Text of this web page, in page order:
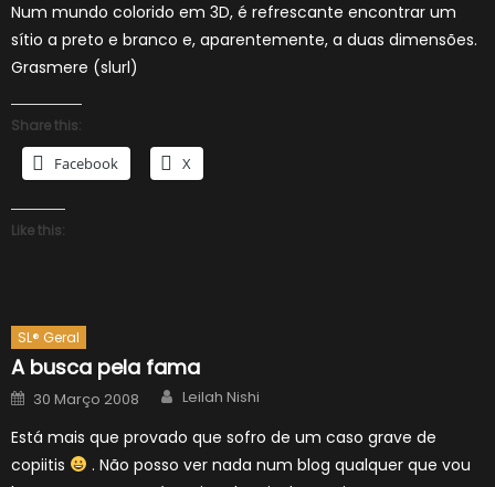
Num mundo colorido em 3D, é refrescante encontrar um
sítio a preto e branco e, aparentemente, a duas dimensões.
Grasmere (slurl)
Share this:
Facebook X
Like this:
SL® Geral
A busca pela fama
Posted
on
30 Março 2008 Author
Leilah Nishi
Está mais que provado que sofro de um caso grave de
copiitis
. Não posso ver nada num blog qualquer que vou